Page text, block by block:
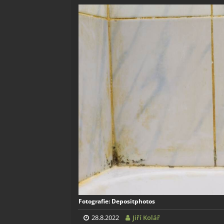
Fotografie: Depositphotos
28.8.2022 Jiří Kolář